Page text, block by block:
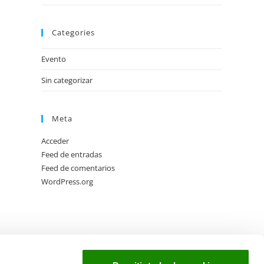
Categories
Evento
Sin categorizar
Meta
Acceder
Feed de entradas
Feed de comentarios
WordPress.org